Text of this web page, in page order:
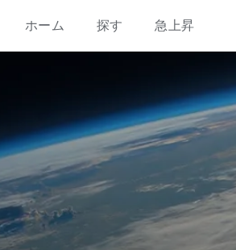
ホーム 探す 急上昇